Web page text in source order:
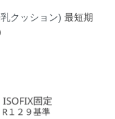
クッション) 最短期